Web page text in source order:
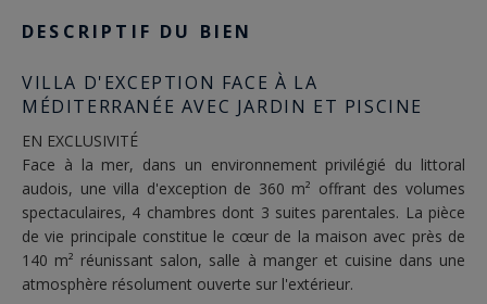
DESCRIPTIF DU BIEN
VILLA D'EXCEPTION FACE À LA
MÉDITERRANÉE AVEC JARDIN ET PISCINE
EN EXCLUSIVITÉ
Face à la mer, dans un environnement privilégié du littoral
audois, une villa d'exception de 360 m² offrant des volumes
spectaculaires, 4 chambres dont 3 suites parentales. La pièce
de vie principale constitue le cœur de la maison avec près de
140 m² réunissant salon, salle à manger et cuisine dans une
atmosphère résolument ouverte sur l'extérieur.